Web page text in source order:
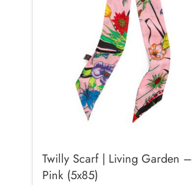
Twilly Scarf | Living Garden –
Pink (5x85)